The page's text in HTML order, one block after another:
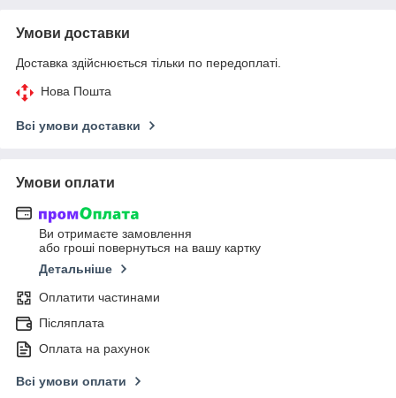
Умови доставки
Доставка здійснюється тільки по передоплаті.
Нова Пошта
Всі умови доставки
Умови оплати
Ви отримаєте замовлення
або гроші повернуться на вашу картку
Детальніше
Оплатити частинами
Післяплата
Оплата на рахунок
Всі умови оплати